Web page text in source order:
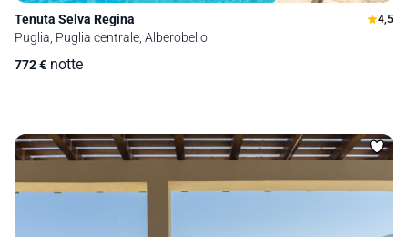
Tenuta Selva Regina 4,5
Puglia, Puglia centrale, Alberobello
772€ notte